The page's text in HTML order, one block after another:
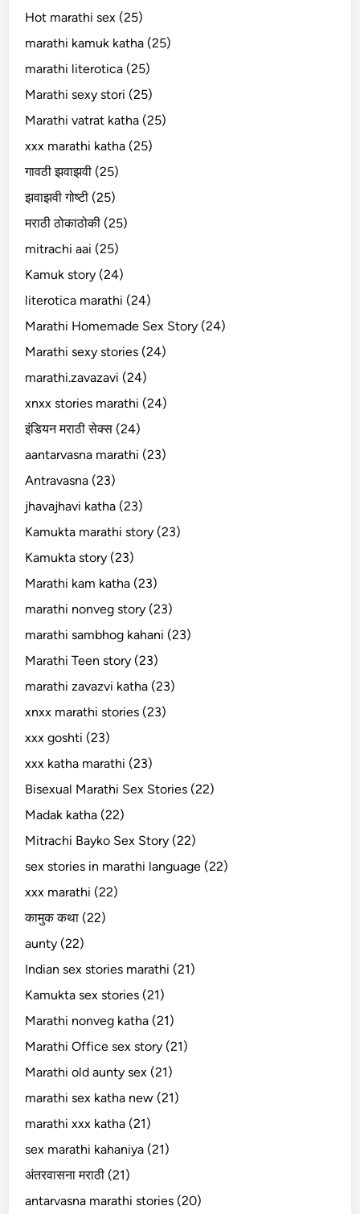
Hot marathi sex (25)
marathi kamuk katha (25)
marathi literotica (25)
Marathi sexy stori (25)
Marathi vatrat katha (25)
xxx marathi katha (25)
गावठी झवाझवी (25)
झवाझवी गोष्टी (25)
मराठी ठोकाठोकी (25)
mitrachi aai (25)
Kamuk story (24)
literotica marathi (24)
Marathi Homemade Sex Story (24)
Marathi sexy stories (24)
marathi.zavazavi (24)
xnxx stories marathi (24)
इंडियन मराठी सेक्स (24)
aantarvasna marathi (23)
Antravasna (23)
jhavajhavi katha (23)
Kamukta marathi story (23)
Kamukta story (23)
Marathi kam katha (23)
marathi nonveg story (23)
marathi sambhog kahani (23)
Marathi Teen story (23)
marathi zavazvi katha (23)
xnxx marathi stories (23)
xxx goshti (23)
xxx katha marathi (23)
Bisexual Marathi Sex Stories (22)
Madak katha (22)
Mitrachi Bayko Sex Story (22)
sex stories in marathi language (22)
xxx marathi (22)
कामुक कथा (22)
aunty (22)
Indian sex stories marathi (21)
Kamukta sex stories (21)
Marathi nonveg katha (21)
Marathi Office sex story (21)
Marathi old aunty sex (21)
marathi sex katha new (21)
marathi xxx katha (21)
sex marathi kahaniya (21)
अंतरवासना मराठी (21)
antarvasna marathi stories (20)